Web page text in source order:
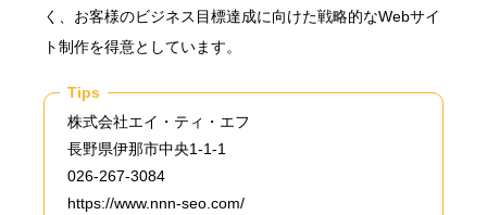
く、お客様のビジネス目標達成に向けた戦略的なWebサイ
ト制作を得意としています。
Tips
株式会社エイ・ティ・エフ
長野県伊那市中央1-1-1
026-267-3084
https://www.nnn-seo.com/